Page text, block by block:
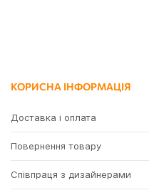
КОРИСНА ІНФОРМАЦІЯ
Доставка і оплата
Повернення товару
Співпраця з дизайнерами